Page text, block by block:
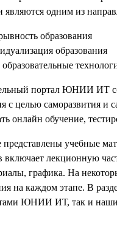
являются одним из
образования
образования
портал ЮНИИ ИТ
с целью саморазвития и
онлайн обучение,
представлены учебные
включает лекционную
графика. На
на каждом этапе. В
ЮНИИ ИТ, так и